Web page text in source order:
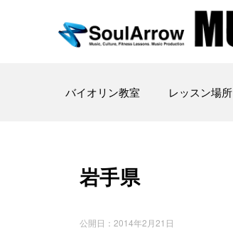
バイオリン教室 レッスン場所
岩手県
公開日： 2014年2月21日